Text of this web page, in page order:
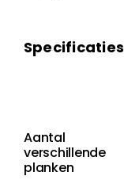
Specificaties
Aantal
verschillende
planken